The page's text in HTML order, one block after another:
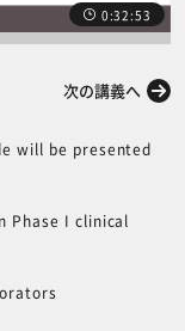
0:32:53
次の講義へ
will be presented
Phase I clinical